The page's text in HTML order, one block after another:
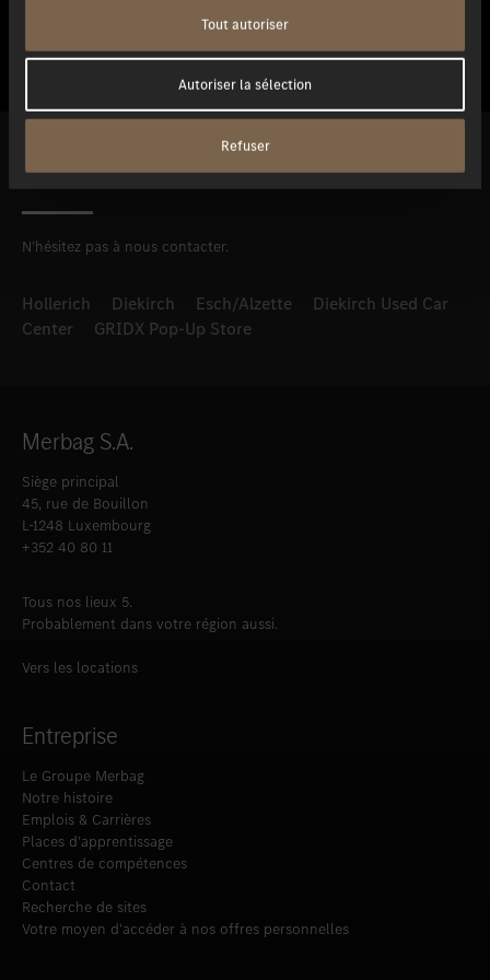
Tout autoriser
Autoriser la sélection
Refuser
Nous vous conseillons volontiers.
N’hésitez pas à nous contacter.
Hollerich Diekirch Esch/Alzette
Diekirch Used Car
Center
GRIDX Pop-Up Store
Merbag S.A.
Siège principal
45, rue de Bouillon
L-1248 Luxembourg
+352 40 80 11
Tous nos lieux 5.
Probablement dans votre région aussi.
Vers les locations
Entreprise
Le Groupe Merbag
Notre histoire
Emplois & Carrières
Places d’apprentissage
Centres de compétences
Contact
Recherche de sites
Votre moyen d‘accéder à nos offres personnelles